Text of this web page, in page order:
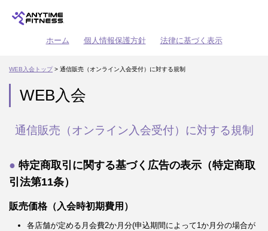
ホーム 個人情報保護方針 法律に基づく表示
WEB入会トップ> 通信販売（オンライン入会受付）に対する規制
WEB入会
通信販売（オンライン入会受付）に対する規制
特定商取引に関する基づく広告の表示（特定商取
引法第11条）
販売価格（入会時初期費用）
各店舗が定める月会費2か月分(申込期間によって1か月分の場合が